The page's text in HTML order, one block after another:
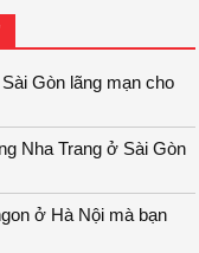
Gòn lãng mạn cho
Nha Trang ở Sài Gòn
ở Hà Nội mà bạn